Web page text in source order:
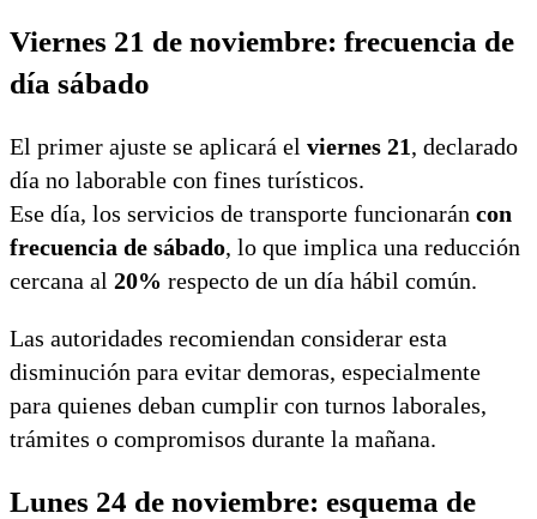
Viernes 21 de noviembre: frecuencia de
día sábado
El primer ajuste se aplicará el viernes 21, declarado
día no laborable con fines turísticos.
Ese día, los servicios de transporte funcionarán con
frecuencia de sábado, lo que implica una reducción
cercana al 20% respecto de un día hábil común.
Las autoridades recomiendan considerar esta
disminución para evitar demoras, especialmente
para quienes deban cumplir con turnos laborales,
trámites o compromisos durante la mañana.
Lunes 24 de noviembre: esquema de